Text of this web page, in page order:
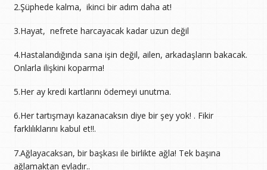
2.Şüphede kalma, ikinci bir adım daha at!
3.Hayat, nefrete harcayacak kadar uzun değil
4.Hastalandığında sana işin değil, ailen, arkadaşların bakacak.
Onlarla ilişkini koparma!
5.Her ay kredi kartlarını ödemeyi unutma.
6.Her tartışmayı kazanacaksın diye bir şey yok! . Fikir
farklılıklarını kabul et!!.
7.Ağlayacaksan, bir başkası ile birlikte ağla! Tek başına
ağlamaktan evladır..